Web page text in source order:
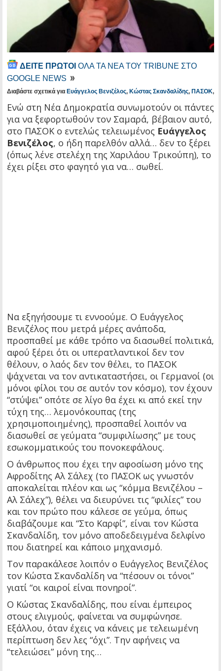
ΔΕΙΤΕ ΠΡΩΤΟΙ ΟΛΑ ΤΑ ΝΕΑ ΤΟΥ TRIBUNE ΣΤΟ
GOOGLE NEWS
Διαβάστε σχετικά για Ευάγγελος Βενιζέλος, Κώστας Σκανδαλίδης, ΠΑΣΟΚ,
Ενώ στη Νέα Δημοκρατία συνωμοτούν οι πάντες
για να ξεφορτωθούν τον Σαμαρά, βέβαιον αυτό,
στο ΠΑΣΟΚ ο εντελώς τελειωμένος Ευάγγελος
Βενιζέλος, ο ήδη παρελθόν αλλά… δεν το ξέρει
(όπως λένε στελέχη της Χαριλάου Τρικούπη), το
έχει ρίξει στο φαγητό για να… σωθεί.
Να εξηγήσουμε τι εννοούμε. Ο Ευάγγελος
Βενιζέλος που μετρά μέρες ανάποδα,
προσπαθεί με κάθε τρόπο να διασωθεί πολιτικά,
αφού ξέρει ότι οι υπερατλαντικοί δεν τον
θέλουν, ο λαός δεν τον θέλει, το ΠΑΣΟΚ
ψάχνεται να τον αντικαταστήσει, οι Γερμανοί (οι
μόνοι φίλοι του σε αυτόν τον κόσμο), τον έχουν
“στύψει” οπότε σε λίγο θα έχει κι από εκεί την
τύχη της… λεμονόκουπας (της
χρησιμοποιημένης), προσπαθεί λοιπόν να
διασωθεί σε γεύματα “συμφιλίωσης” με τους
εσωκομματικούς του πονοκεφάλους.
Ο άνθρωπος που έχει την αφοσίωση μόνο της
Αφροδίτης Αλ Σάλεχ (το ΠΑΣΟΚ ως γνωστόν
αποκαλείται πλέον και ως “κόμμα Βενιζέλου –
Αλ Σάλεχ”), θέλει να διευρύνει τις “φιλίες” του
και τον πρώτο που κάλεσε σε γεύμα, όπως
διαβάζουμε και “Στο Καρφί”, είναι τον Κώστα
Σκανδαλίδη, τον μόνο αποδεδειγμένα δελφίνο
που διατηρεί και κάποιο μηχανισμό.
Τον παρακάλεσε λοιπόν ο Ευάγγελος Βενιζέλος
τον Κώστα Σκανδαλίδη να “πέσουν οι τόνοι”
γιατί “οι καιροί είναι πονηροί”.
Ο Κώστας Σκανδαλίδης, που είναι έμπειρος
στους ελιγμούς, φαίνεται να συμφώνησε.
Εξάλλου, όταν έχεις να κάνεις με τελειωμένη
περίπτωση δεν λες “όχι”. Την αφήνεις να
“τελειώσει” μόνη της…